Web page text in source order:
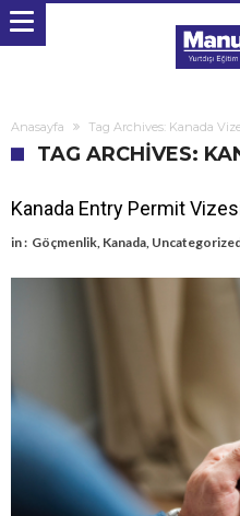
Anasayfa Tag Archives: Kanada
TAG ARCHIVES:
Kanada Entry Permit
in : Göçmenlik, Kanada,